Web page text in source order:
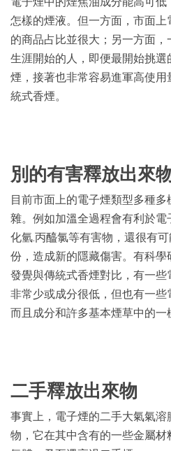
怎樣的煙液。但一方面，市面
的商品占比並很大；另一方面
生涯開始的人，即便最開始挑
煙，接著也非常容易進軍高使
統式香煙。
別的有害釋放出來
目前市面上的電子煙類型多種
雜。例如加溫全過程會有利於
化氫.丙醯氯等有害物，還很有
份，造成新的隱藏傷害。有科學
發覺與傳統式香煙對比，有一
非常少或成分很低，但也有一些
而且成分和許多基本煙草中的一
二手釋放出來物
事實上，電子煙的二手大氣氣
物，它在其中含有的一些金屬